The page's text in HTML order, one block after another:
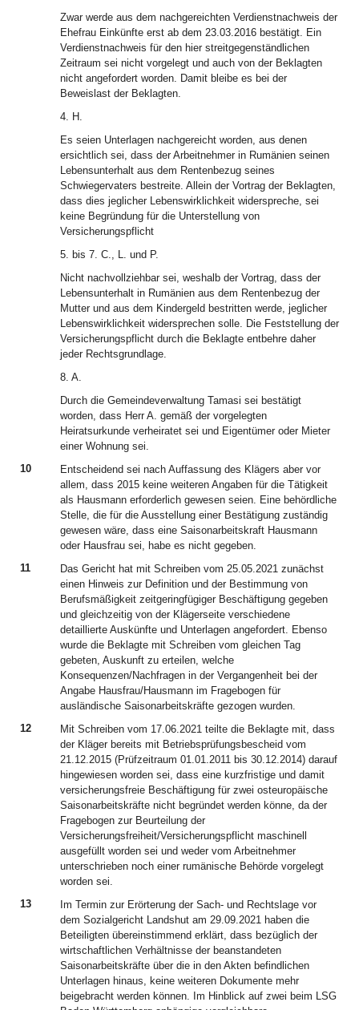
Zwar werde aus dem nachgereichten Verdienstnachweis der
Ehefrau Einkünfte erst ab dem 23.03.2016 bestätigt. Ein
Verdienstnachweis für den hier streitgegenständlichen
Zeitraum sei nicht vorgelegt und auch von der Beklagten
nicht angefordert worden. Damit bleibe es bei der
Beweislast der Beklagten.
4. H.
Es seien Unterlagen nachgereicht worden, aus denen
ersichtlich sei, dass der Arbeitnehmer in Rumänien seinen
Lebensunterhalt aus dem Rentenbezug seines
Schwiegervaters bestreite. Allein der Vortrag der Beklagten,
dass dies jeglicher Lebenswirklichkeit widerspreche, sei
keine Begründung für die Unterstellung von
Versicherungspflicht
5. bis 7. C., L. und P.
Nicht nachvollziehbar sei, weshalb der Vortrag, dass der
Lebensunterhalt in Rumänien aus dem Rentenbezug der
Mutter und aus dem Kindergeld bestritten werde, jeglicher
Lebenswirklichkeit widersprechen solle. Die Feststellung der
Versicherungspflicht durch die Beklagte entbehre daher
jeder Rechtsgrundlage.
8. A.
Durch die Gemeindeverwaltung Tamasi sei bestätigt
worden, dass Herr A. gemäß der vorgelegten
Heiratsurkunde verheiratet sei und Eigentümer oder Mieter
einer Wohnung sei.
10
Entscheidend sei nach Auffassung des Klägers aber vor
allem, dass 2015 keine weiteren Angaben für die Tätigkeit
als Hausmann erforderlich gewesen seien. Eine behördliche
Stelle, die für die Ausstellung einer Bestätigung zuständig
gewesen wäre, dass eine Saisonarbeitskraft Hausmann
oder Hausfrau sei, habe es nicht gegeben.
11
Das Gericht hat mit Schreiben vom 25.05.2021 zunächst
einen Hinweis zur Definition und der Bestimmung von
Berufsmäßigkeit zeitgeringfügiger Beschäftigung gegeben
und gleichzeitig von der Klägerseite verschiedene
detaillierte Auskünfte und Unterlagen angefordert. Ebenso
wurde die Beklagte mit Schreiben vom gleichen Tag
gebeten, Auskunft zu erteilen, welche
Konsequenzen/Nachfragen in der Vergangenheit bei der
Angabe Hausfrau/Hausmann im Fragebogen für
ausländische Saisonarbeitskräfte gezogen wurden.
12
Mit Schreiben vom 17.06.2021 teilte die Beklagte mit, dass
der Kläger bereits mit Betriebsprüfungsbescheid vom
21.12.2015 (Prüfzeitraum 01.01.2011 bis 30.12.2014) darauf
hingewiesen worden sei, dass eine kurzfristige und damit
versicherungsfreie Beschäftigung für zwei osteuropäische
Saisonarbeitskräfte nicht begründet werden könne, da der
Fragebogen zur Beurteilung der
Versicherungsfreiheit/Versicherungspflicht maschinell
ausgefüllt worden sei und weder vom Arbeitnehmer
unterschrieben noch einer rumänische Behörde vorgelegt
worden sei.
13
Im Termin zur Erörterung der Sach- und Rechtslage vor
dem Sozialgericht Landshut am 29.09.2021 haben die
Beteiligten übereinstimmend erklärt, dass bezüglich der
wirtschaftlichen Verhältnisse der beanstandeten
Saisonarbeitskräfte über die in den Akten befindlichen
Unterlagen hinaus, keine weiteren Dokumente mehr
beigebracht werden können. Im Hinblick auf zwei beim LSG